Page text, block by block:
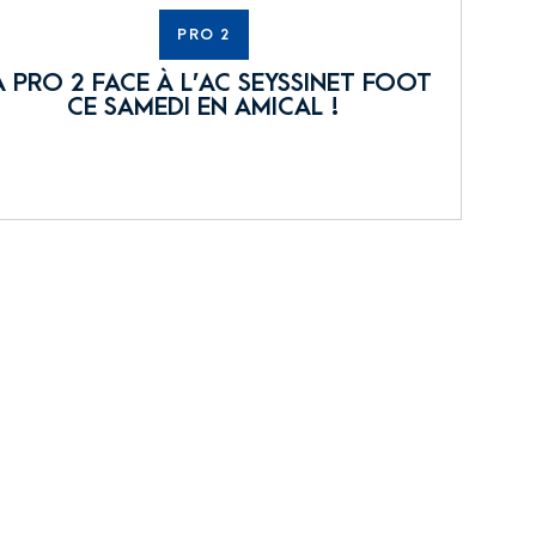
PRO 2
PRO 2 FACE À L’AC SEYSSINET FOOT
CE SAMEDI EN AMICAL !